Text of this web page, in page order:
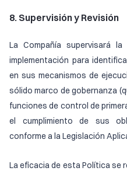
8. Supervisión y Revisión
La Compañía supervisará
implementación para
en sus mecanismos de
sólido marco de gobernanza
funciones de control de
el cumplimiento de sus
conforme a la Legislación
La eficacia de esta Política se